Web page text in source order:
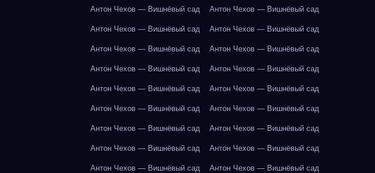
Антон Чехов — Вишнёвый сад Антон Чехов — Вишнёвый сад
Антон Чехов — Вишнёвый сад Антон Чехов — Вишнёвый сад
Антон Чехов — Вишнёвый сад Антон Чехов — Вишнёвый сад
Антон Чехов — Вишнёвый сад Антон Чехов — Вишнёвый сад
Антон Чехов — Вишнёвый сад Антон Чехов — Вишнёвый сад
Антон Чехов — Вишнёвый сад Антон Чехов — Вишнёвый сад
Антон Чехов — Вишнёвый сад Антон Чехов — Вишнёвый сад
Антон Чехов — Вишнёвый сад Антон Чехов — Вишнёвый сад
Антон Чехов — Вишнёвый сад Антон Чехов — Вишнёвый сад